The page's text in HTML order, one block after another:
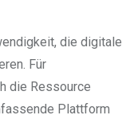
die digitale
Für
die Ressource
Plattform